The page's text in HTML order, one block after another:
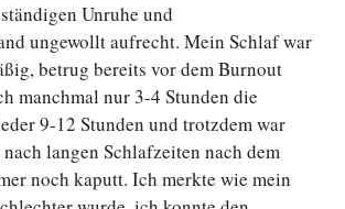
Unruhe und
ungewollt aufrecht. Mein Schlaf war
betrug bereits vor dem Burnout
manchmal nur 3-4 Stunden die
9-12 Stunden und trotzdem war
langen Schlafzeiten nach dem
noch kaputt. Ich merkte wie mein